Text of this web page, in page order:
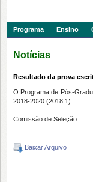
Programa Ensino
Notícias
Resultado da prova
O Programa de Pós-
2018-2020 (2018.1).
Comissão de Seleção
Baixar Arquivo